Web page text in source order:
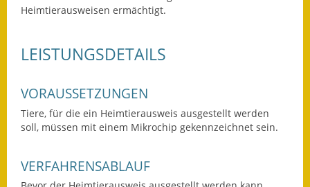
Rathaus
Beratungsstellen im
Landkreis
Heimtierausweisen ermächtigt.
LEISTUNGSDETAILS
VORAUSSETZUNGEN
Tiere, für die ein Heimtierausweis ausgestellt werden
soll, müssen mit einem Mikrochip gekennzeichnet sein.
VERFAHRENSABLAUF